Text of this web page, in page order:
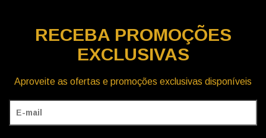
RECEBAPROMOÇÕES
EXCLUSIVAS
Aproveite as ofertas e promoções exclusivas disponíveis